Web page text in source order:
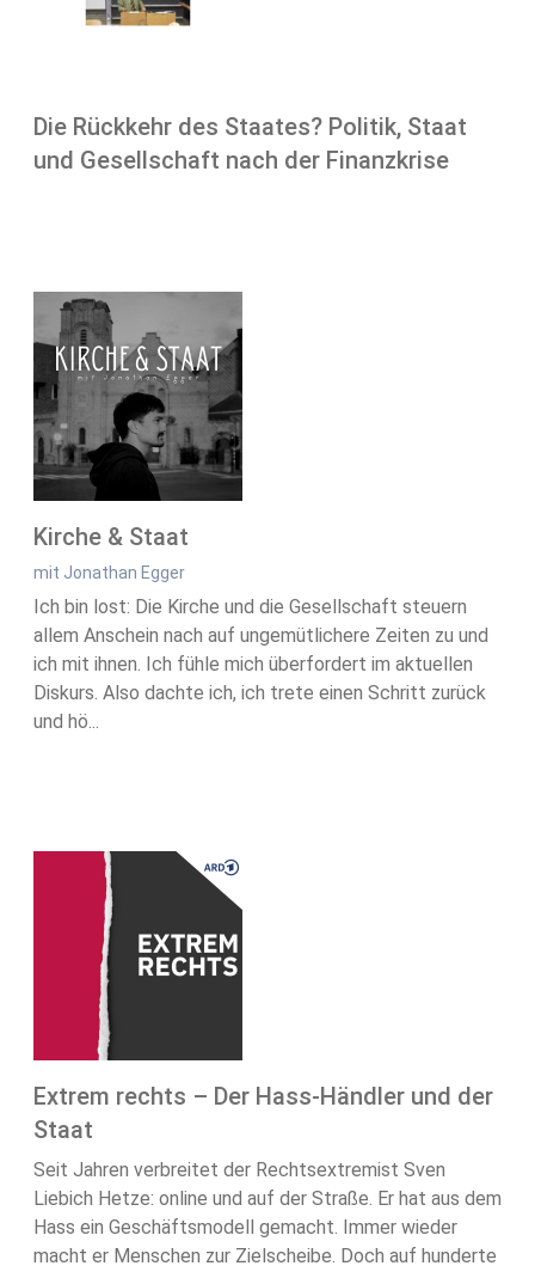
Die Rückkehr des Staates? Politik, Staat
und Gesellschaft nach der Finanzkrise
Kirche & Staat
mit Jonathan Egger
Ich bin lost: Die Kirche und die Gesellschaft steuern
allem Anschein nach auf ungemütlichere Zeiten zu und
ich mit ihnen. Ich fühle mich überfordert im aktuellen
Diskurs. Also dachte ich, ich trete einen Schritt zurück
und hö...
Extrem rechts – Der Hass-Händler und der
Staat
Seit Jahren verbreitet der Rechtsextremist Sven
Liebich Hetze: online und auf der Straße. Er hat aus dem
Hass ein Geschäftsmodell gemacht. Immer wieder
macht er Menschen zur Zielscheibe. Doch auf hunderte